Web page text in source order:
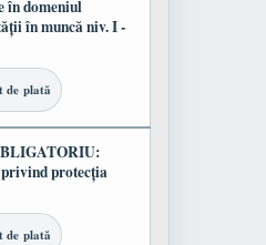
în domeniul
în muncă niv. I -
de plată
protecția
de plată